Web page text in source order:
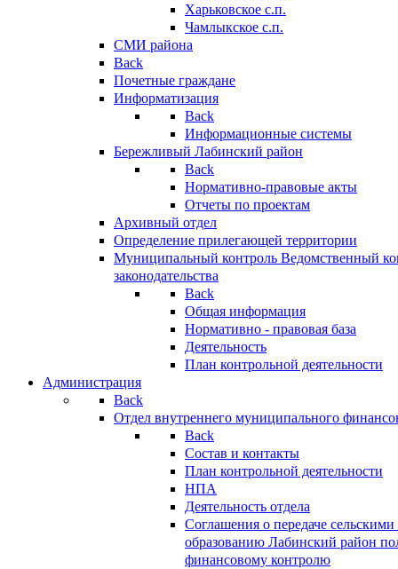
Харьковское с.п.
Чамлыкское с.п.
СМИ района
Back
Почетные граждане
Информатизация
Back
Информационные системы
Бережливый Лабинский район
Back
Нормативно-правовые акты
Отчеты по проектам
Архивный отдел
Определение прилегающей территории
Муниципальный контроль Ведомственный
законодательства
Back
Общая информация
Нормативно - правовая база
Деятельность
План контрольной деятельности
Администрация
Back
Отдел внутреннего муниципального
Back
Состав и контакты
План контрольной деятельности
НПА
Деятельность отдела
Соглашения о передаче
образованию Лабинский район
финансовому контролю